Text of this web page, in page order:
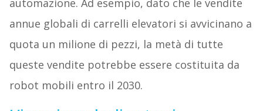
annue globali di carrelli elevatori si avvicinano a
quota un milione di pezzi, la metà di tutte
queste vendite potrebbe essere costituita da
robot mobili entro il 2030.